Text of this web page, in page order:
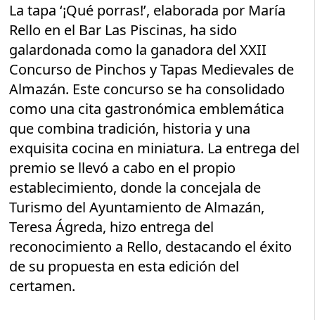
La tapa ‘¡Qué porras!’, elaborada por María
Rello en el Bar Las Piscinas, ha sido
galardonada como la ganadora del XXII
Concurso de Pinchos y Tapas Medievales de
Almazán. Este concurso se ha consolidado
como una cita gastronómica emblemática
que combina tradición, historia y una
exquisita cocina en miniatura. La entrega del
premio se llevó a cabo en el propio
establecimiento, donde la concejala de
Turismo del Ayuntamiento de Almazán,
Teresa Ágreda, hizo entrega del
reconocimiento a Rello, destacando el éxito
de su propuesta en esta edición del
certamen.